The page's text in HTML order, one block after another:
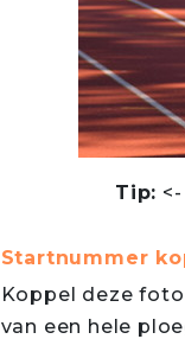
Tip:
Startnummer
Koppel deze foto
van een hele